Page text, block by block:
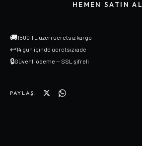
HEMEN SATIN AL
🚚1500 TL üzeri ücretsiz kargo
↩14 gün içinde ücretsiz iade
🔒Güvenli ödeme — SSL şifreli
PAYLAŞ: